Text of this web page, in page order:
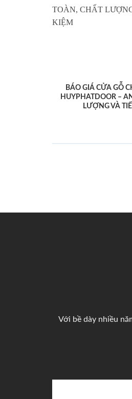
BÁO GIÁ CỬA GỖ
HUYPHATDOOR –
LƯỢNG VÀ
Với bề dày nhiều